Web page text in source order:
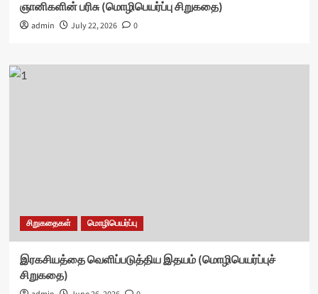
ஞானிகளின் பரிசு (மொழிபெயர்ப்பு சிறுகதை)
admin July 22, 2026 0
சிறுகதைகள் மொழிபெயர்ப்பு
இரகசியத்தை வெளிப்படுத்திய இதயம் (மொழிபெயர்ப்புச்
சிறுகதை)